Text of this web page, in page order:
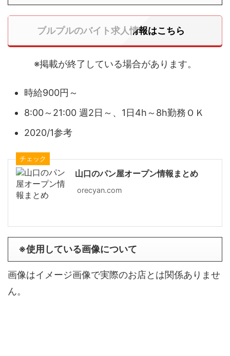
ブルプルのバイト求人情報はこちら
※掲載が終了している場合があります。
時給900円～
8:00～21:00 週2日～、1日4h～8h勤務ＯＫ
2020/1参考
チェック
山口のパン屋オープン情報まとめ
orecyan.com
※使用している画像について
画像はイメージ画像で実際のお店とは関係ありませ
ん。